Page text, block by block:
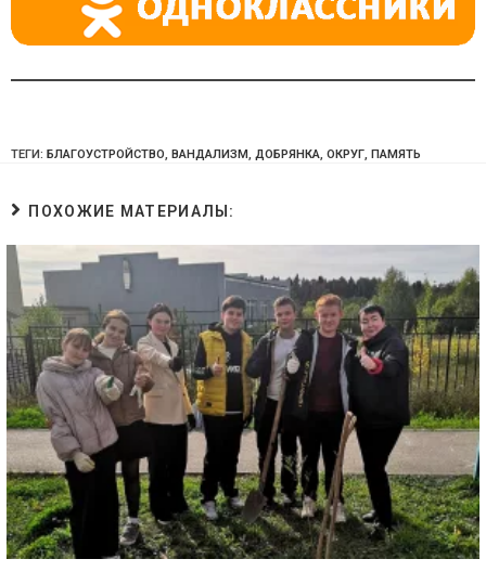
ТЕГИ: БЛАГОУСТРОЙСТВО, ВАНДАЛИЗМ, ДОБРЯНКА, ОКРУГ, ПАМЯТЬ
ПОХОЖИЕ МАТЕРИАЛЫ: